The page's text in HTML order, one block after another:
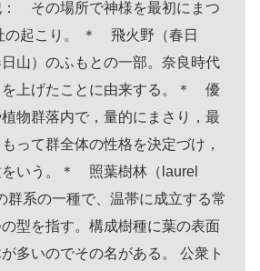
その場所で神様を最初にまつ
の起こり。 ＊ 飛火野（春日
山）のふもとの一部。奈良時代
を上げたことに由来する。＊ 優
物群落内で，量的にまさり，最
って群全体の性格を決定づけ，
いう。＊ 照葉樹林（laurel
系の一種で、温帯に成立する常
型を指す。構成樹種に葉の表面
多いのでその名がある。 公衆ト